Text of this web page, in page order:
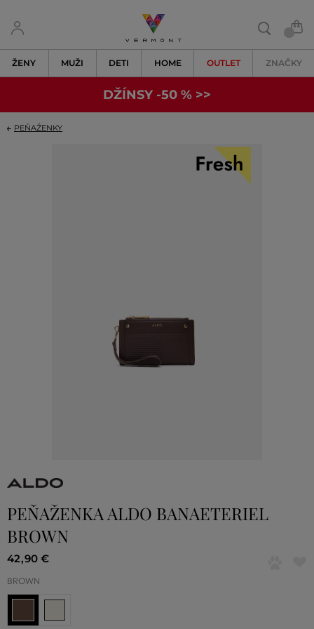
ŽENY MUŽI DETI HOME OUTLET ZNAČKY
DŽÍNSY -50 % >>
PEŇAŽENKY
PEŇAŽENKA ALDO BANAETERIEL
BROWN
42,90 €
BROWN